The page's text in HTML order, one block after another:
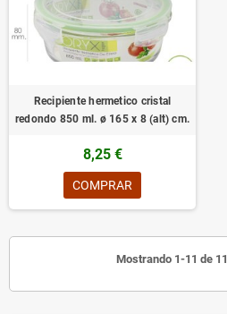
Recipiente hermetico cristal
redondo 850 ml. ø 165 x 8 (alt) cm.
8,25 €
COMPRAR
Mostrando 1-11 de